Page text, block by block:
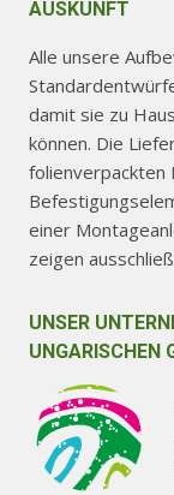
AUSKUNFT
Alle unsere
damit sie zu
können. Die
folienverpackten
einer
zeigen
UNSER
UNGARISCHEN